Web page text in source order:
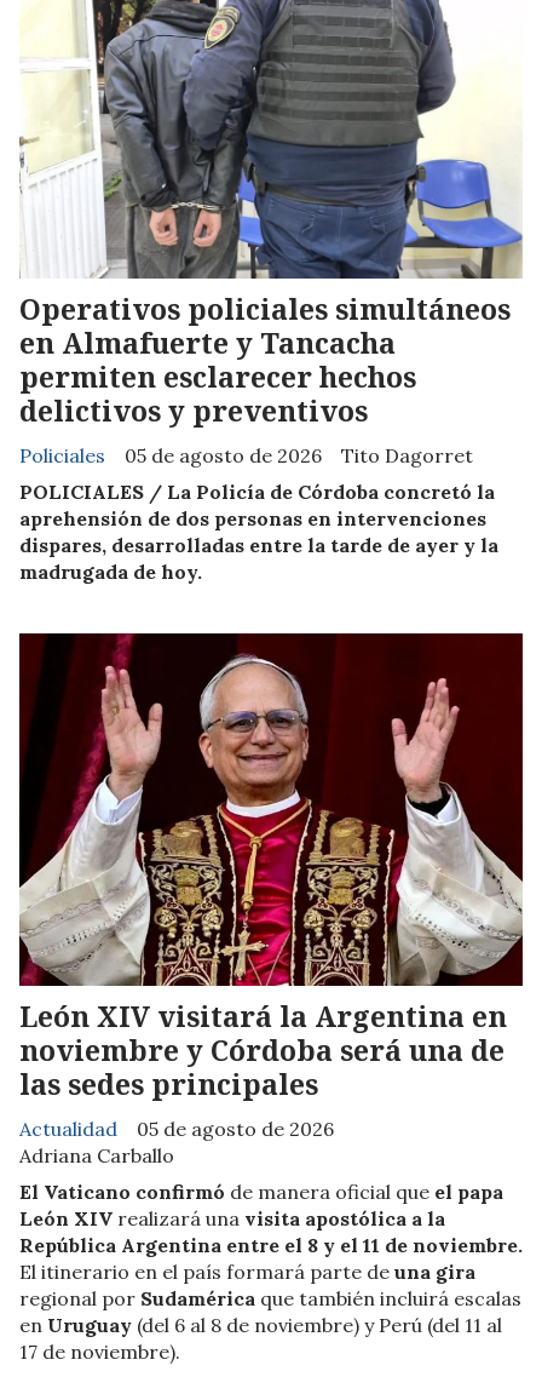
Operativos policiales simultáneos
en Almafuerte y Tancacha
permiten esclarecer hechos
delictivos y preventivos
Tito Dagorret
Policiales
05 de agosto de 2026
POLICIALES / La Policía de Córdoba concretó la
aprehensión de dos personas en intervenciones
dispares, desarrolladas entre la tarde de ayer y la
madrugada de hoy.
León XIV visitará la Argentina en
noviembre y Córdoba será una de
las sedes principales
Adriana Carballo
Actualidad 05 de agosto de 2026
El Vaticano confirmó de manera oficial que el papa
León XIV realizará una visita apostólica a la
República Argentina entre el 8 y el 11 de noviembre.
El itinerario en el país formará parte de una gira
regional por Sudamérica que también incluirá escalas
en Uruguay (del 6 al 8 de noviembre) y Perú (del 11 al
17 de noviembre).